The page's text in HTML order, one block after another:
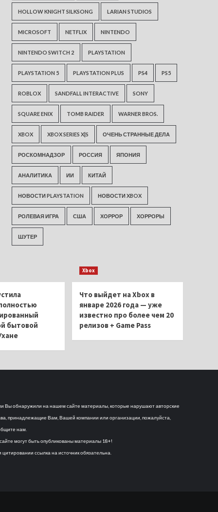
HOLLOW KNIGHT SILKSONG LARIAN STUDIOS
MICROSOFT NETFLIX NINTENDO
NINTENDO SWITCH 2 PLAYSTATION
PLAYSTATION 5 PLAYSTATION PLUS PS4 PS5
ROBLOX SANDFALL INTERACTIVE SONY
SQUARE ENIX TOMB RAIDER WARNER BROS.
XBOX XBOX SERIES X|S ОЧЕНЬ СТРАННЫЕ ДЕЛА
РОСКОМНАДЗОР РОССИЯ ЯПОНИЯ
АНАЛИТИКА ИИ КИТАЙ
НОВОСТИ PLAYSTATION НОВОСТИ XBOX
РОЛЕВАЯ ИГРА США ХОРРОР ХОРРОРЫ
ШУТЕР
бытовой
Xbox
Что выйдет на Xbox в
январе 2026 года — уже
известно про более чем 20
релизов + Game Pass
Вы обнаружили на нашем сайте материалы, которые нарушают авторские
принадлежащие Вам, Вашей компании или организации, пожалуйста,
нам.
могут быть опубликованы материалы 18+!
цитировании ссылка на источник обязательна.